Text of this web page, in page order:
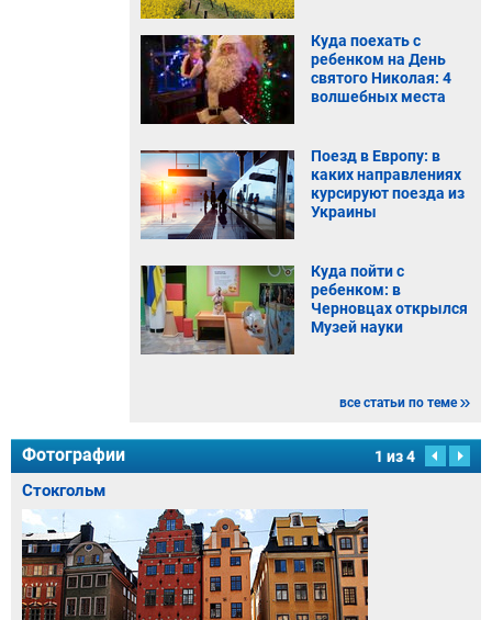
Куда поехать с
ребенком на День
святого Николая: 4
волшебных места
Поезд в Европу: в
каких направлениях
курсируют поезда из
Украины
Куда пойти с
ребенком: в
Черновцах открылся
Музей науки
все статьи по теме
Фотографии 1 из4
Стокгольм